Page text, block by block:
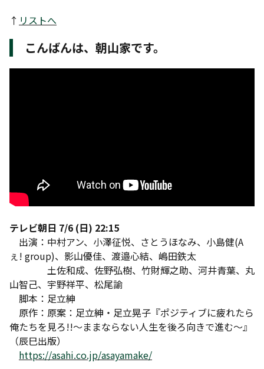
↑ リストへ
こんばんは、朝山家です。
テレビ朝日 7/6 (日) 22:15
出演：中村アン、小澤征悦、さとうほなみ、小島健(A
ぇ! group)、影山優佳、渡邉心結、嶋田鉄太
土佐和成、佐野弘樹、竹財輝之助、河井青葉、丸
山智己、宇野祥平、松尾諭
脚本：足立紳
原作：原案：足立紳・足立晃子『ポジティブに疲れたら
俺たちを見ろ!!〜ままならない人生を後ろ向きで進む〜』
（辰巳出版）
https://asahi.co.jp/asayamake/